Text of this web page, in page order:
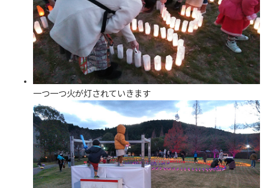
一つ一つ火が灯されていきます